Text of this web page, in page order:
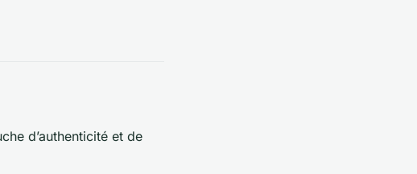
d’authenticité et de